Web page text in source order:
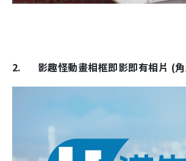
2. 影趣怪動畫相框即影即有相片 (